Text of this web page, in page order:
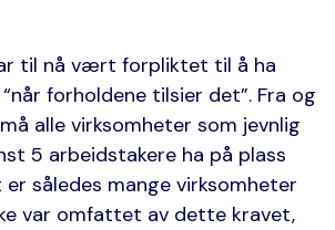
til nå vært forpliktet til å ha
forholdene tilsier det”. Fra og
alle virksomheter som jevnlig
5 arbeidstakere ha på plass
er således mange virksomheter
var omfattet av dette kravet,